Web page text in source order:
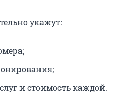
укажут:
и стоимость каждой.